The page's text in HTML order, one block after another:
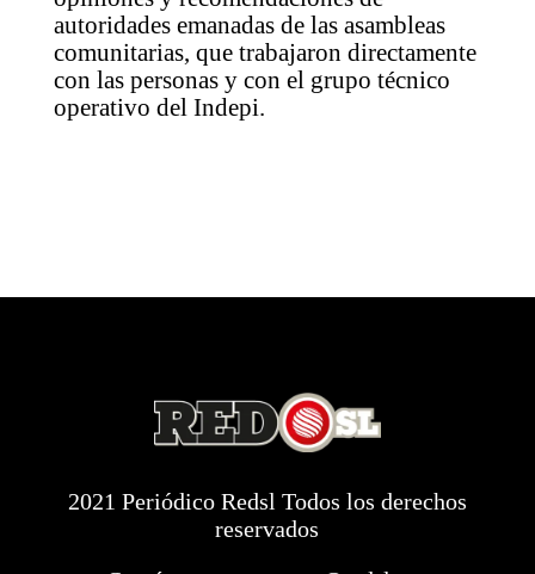
autoridades emanadas de las asambleas
comunitarias, que trabajaron directamente
con las personas y con el grupo técnico
operativo del Indepi.
2021 Periódico Redsl Todos los derechos
reservados